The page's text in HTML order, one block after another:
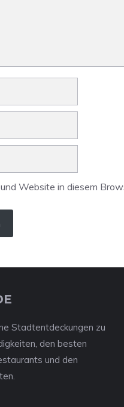
Website in diesem
Stadtentdeckungen zu
den besten
und den